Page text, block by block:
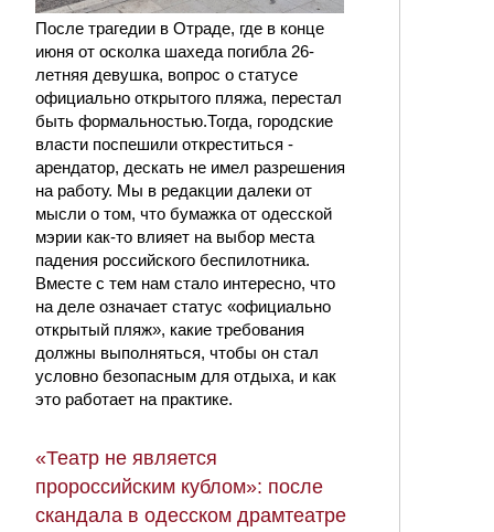
После трагедии в Отраде, где в конце
июня от осколка шахеда погибла 26-
летняя девушка, вопрос о статусе
официально открытого пляжа, перестал
быть формальностью.Тогда, городские
власти поспешили откреститься -
арендатор, дескать не имел разрешения
на работу. Мы в редакции далеки от
мысли о том, что бумажка от одесской
мэрии как-то влияет на выбор места
падения российского беспилотника.
Вместе с тем нам стало интересно, что
на деле означает статус «официально
открытый пляж», какие требования
должны выполняться, чтобы он стал
условно безопасным для отдыха, и как
это работает на практике.
«Театр не является
пророссийским кублом»: после
скандала в одесском драмтеатре